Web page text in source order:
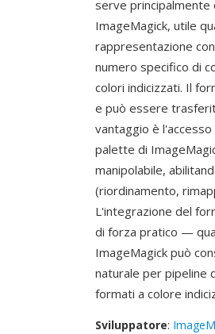
serve principalmente
ImageMagick, utile
rappresentazione
numero specifico di
colori indicizzati. Il
e può essere
vantaggio è
palette di
manipolabile,
(riordinamento,
L'integrazione del
di forza pratico —
ImageMagick può
naturale per pipeline
formati a colore
Sviluppatore: